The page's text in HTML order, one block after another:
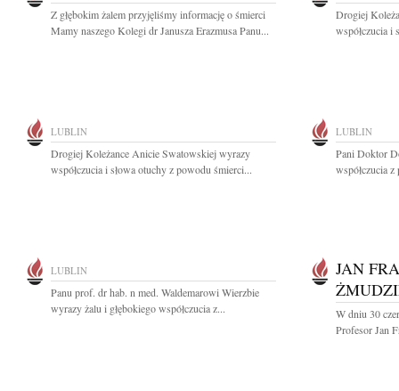
Z głębokim żalem przyjęliśmy informację o śmierci
Mamy naszego Kolegi dr Janusza Erazmusa Panu...
Drogiej
współczucia i
LUBLIN
Drogiej Koleżance Anicie Swatowskiej wyrazy
współczucia i słowa otuchy z powodu śmierci...
LUBLIN
Pani Doktor
współczucia
LUBLIN
Panu prof. dr hab. n med. Waldemarowi Wierzbie
wyrazy żalu i głębokiego współczucia z...
JAN
W dniu 30
Profesor Jan